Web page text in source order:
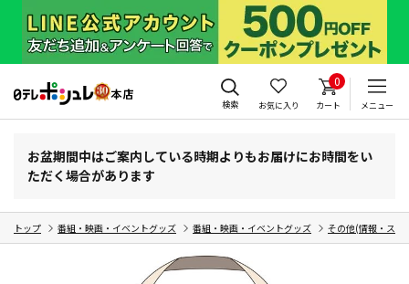
検索 お気に入り
0
カート メニュー
お盆期間中はご案内している時期よりもお届けにお時間をい
ただく場合があります
トップ 番組・映画・イベントグッズ 番組・映画・イベントグッズ その他(情報・スポ